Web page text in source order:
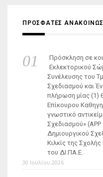
ΠΡΟΣΦΑΤΕΣ
Πρόσκληση σε
Εκλεκτορικού
Συνέλευσης του
Σχεδιασμού και
πλήρωση μίας (1)
Επίκουρου
γνωστικό
Σχεδιασμού»
Δημιουργικού
Κιλκίς της
του ΔΙ.ΠΑ.Ε.
30 Ιουλίου 2026